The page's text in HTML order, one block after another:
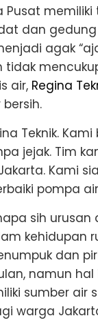
Pusat
dan
agak
tidak
air, Regina
Teknik.
jejak. Tim
Kami
pompa
sih
kehidupan
dan
namun
sumber air
warga